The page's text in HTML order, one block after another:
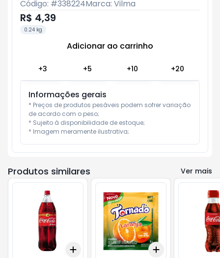
Código: #338224Marca: Vilma
R$ 4,39
0.24 kg
Adicionar ao carrinho
+3 +5 +10 +20
Informações gerais
* Preços de produtos pesáveis podem sofrer variação
de acordo com o peso;
* Sujeito à disponibilidade de estoque;
* Imagem meramente ilustrativa;
Produtos similares Ver mais
5 +10
Add 10
Add